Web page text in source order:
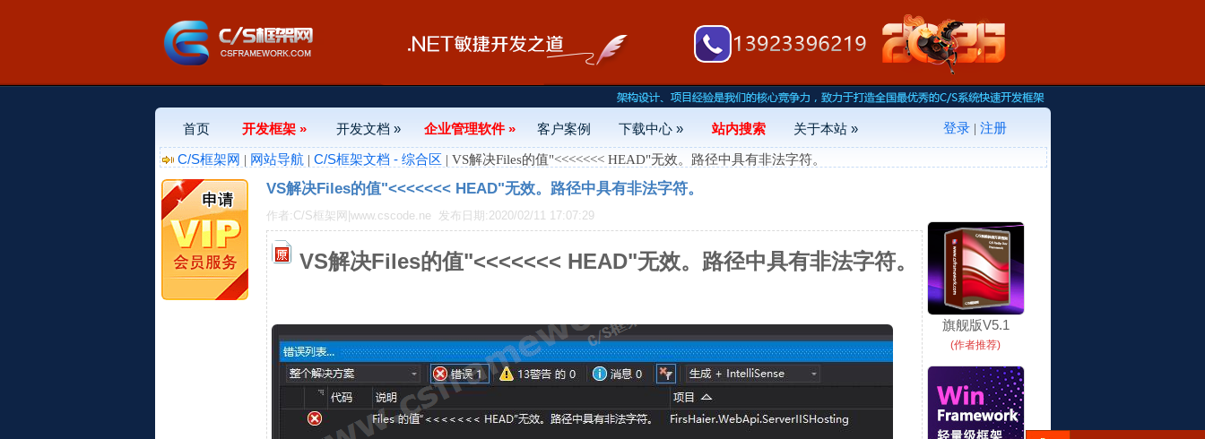
首页 开发框架 » 开发文档 » 企业管理软件 » 客户案例 下载中心 » 站内搜索 关于本站 » 登录| 注册
C/S框架网 | 网站导航 | C/S框架文档 - 综合区 | VS解决Files的值"<<<<<<< HEAD"无效。路径中具有非法字符。
VS解决Files的值"<<<<<<< HEAD"无效。路径中具有非法字符。
作者:C/S框架网|www.cscode.ne 发布日期:2020/02/11 17:07:29
VS解决Files的值"<<<<<<< HEAD"无效。路径中具有非法字符。
旗舰版V5.1
(作者推荐)